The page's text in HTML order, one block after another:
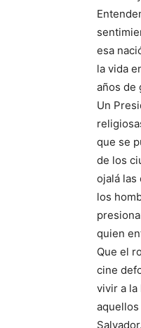
esa
la vida
años de
Un
que se
de los
ojalá las
los
quien
Que el
cine
vivir a la